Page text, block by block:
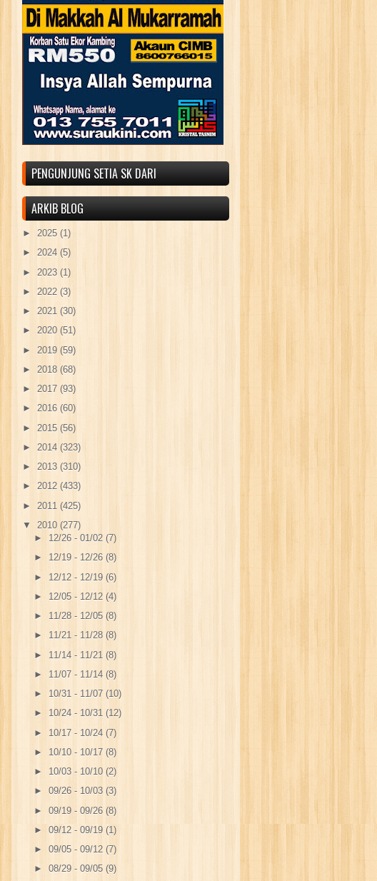
PENGUNJUNG SETIA SK DARI
ARKIB BLOG
► 2025 (1)
► 2024 (5)
► 2023 (1)
► 2022 (3)
► 2021 (30)
► 2020 (51)
► 2019 (59)
► 2018 (68)
► 2017 (93)
► 2016 (60)
► 2015 (56)
► 2014 (323)
► 2013 (310)
► 2012 (433)
► 2011 (425)
▼ 2010 (277)
► 12/26 - 01/02 (7)
► 12/19 - 12/26 (8)
► 12/12 - 12/19 (6)
► 12/05 - 12/12 (4)
► 11/28 - 12/05 (8)
► 11/21 - 11/28 (8)
► 11/14 - 11/21 (8)
► 11/07 - 11/14 (8)
► 10/31 - 11/07 (10)
► 10/24 - 10/31 (12)
► 10/17 - 10/24 (7)
► 10/10 - 10/17 (8)
► 10/03 - 10/10 (2)
► 09/26 - 10/03 (3)
► 09/19 - 09/26 (8)
► 09/12 - 09/19 (1)
► 09/05 - 09/12 (7)
► 08/29 - 09/05 (9)